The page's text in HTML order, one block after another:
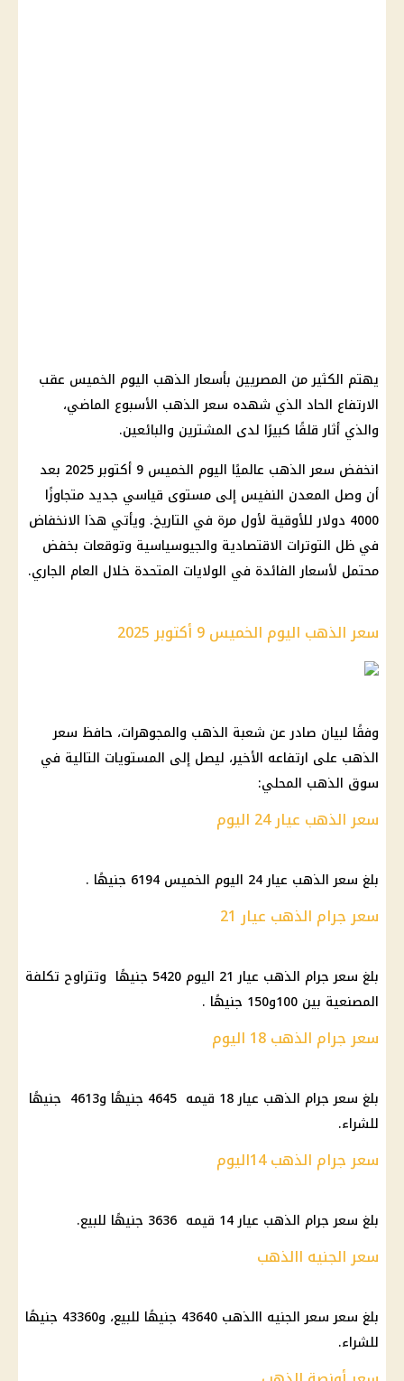
يهتم الكثير من المصريين بأسعار الذهب اليوم الخميس عقب
الارتفاع الحاد الذي شهده سعر الذهب الأسبوع الماضي،
والذي أثار قلقًا كبيرًا لدى المشترين والبائعين.
انخفض سعر الذهب عالميًا اليوم الخميس 9 أكتوبر 2025 بعد
أن وصل المعدن النفيس إلى مستوى قياسي جديد متجاوزًا
4000 دولار للأوقية لأول مرة في التاريخ. ويأتي هذا الانخفاض
في ظل التوترات الاقتصادية والجيوسياسية وتوقعات بخفض
محتمل لأسعار الفائدة في الولايات المتحدة خلال العام الجاري.
سعر الذهب اليوم الخميس 9 أكتوبر 2025
وفقًا لبيان صادر عن شعبة الذهب والمجوهرات، حافظ سعر
الذهب على ارتفاعه الأخير، ليصل إلى المستويات التالية في
سوق الذهب المحلي:
سعر الذهب عيار 24 اليوم
بلغ سعر الذهب عيار 24 اليوم الخميس 6194 جنيهًا .
سعر جرام الذهب عيار 21
بلغ سعر جرام الذهب عيار 21 اليوم 5420 جنيهًا وتتراوح تكلفة
المصنعية بين 100و150 جنيهًا .
سعر جرام الذهب 18 اليوم
بلغ سعر جرام الذهب عيار 18 قيمه 4645 جنيهًا و4613 جنيهًا
للشراء.
سعر جرام الذهب 14اليوم
بلغ سعر جرام الذهب عيار 14 قيمه 3636 جنيهًا للبيع.
سعر الجنيه االذهب
بلغ سعر سعر الجنيه االذهب 43640 جنيهًا للبيع، و43360 جنيهًا
للشراء.